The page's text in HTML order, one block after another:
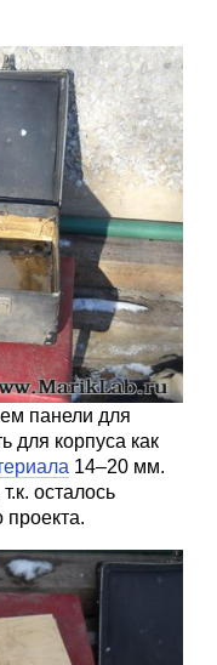
панели для
для корпуса как
14–20 мм.
осталось